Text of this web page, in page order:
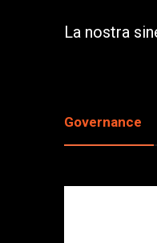
La nostra
Governance